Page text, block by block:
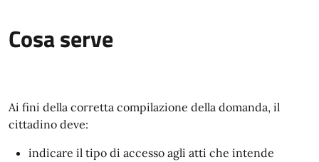
Cosa serve
Ai fini della corretta compilazione della domanda, il
cittadino deve:
indicare il tipo di accesso agli atti che intende